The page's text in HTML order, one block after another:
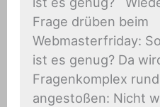
Frage drüben beim
Webmasterfriday:
ist es genug? Da
Fragenkomplex
angestoßen: Nicht